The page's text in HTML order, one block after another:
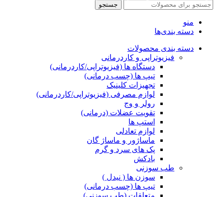
جستجو
منو
دسته بندی‌ها
دسته بندی محصولات
فیزیوتراپی و کاردرمانی
دستگاه ها (فیزیوتراپی/کاردرمانی)
تیپ ها (چسب درمانی)
تجهیزات کلینیک
لوازم مصرفی (فیزیوتراپی/کاردرمانی)
رولر و وج
تقویت عضلات (درمانی)
استپ ها
لوازم تعادلی
ماساژور و ماساژ گان
پک های سرد و گرم
بادکش
طب سوزنی
سوزن ها ( نیدل )
تیپ ها (چسب درمانی)
متعلقات (طب سوزنی)